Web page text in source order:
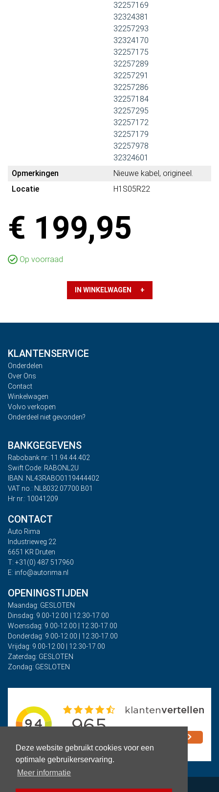
Deze website gebruikt cookies voor een
optimale gebruikerservaring.
Meer informatie
32257169
32324381
32257293
32324170
32257175
32257289
32257291
32257286
32257184
32257295
32257172
32257179
32257978
32324601
Opmerkingen
Nieuwe kabel, origineel.
Locatie
H1S05R22
€ 199,95
Op voorraad
IN WINKELWAGEN +
KLANTENSERVICE
Onderdelen
Over Ons
Contact
Winkelwagen
Volvo verkopen
Onderdeel niet gevonden?
BANKGEGEVENS
Rabobank nr: 11.94.44.402
Swift Code: RABONL2U
IBAN: NL43RABO0119444402
VAT no.: NL8032.07700.B01
Hr nr.: 10041209
CONTACT
Auto Rima
Industrieweg 22
6651 KR Druten
T: +31(0) 487 517960
E: info@autorima.nl
OPENINGSTIJDEN
Maandag: GESLOTEN
Dinsdag: 9.00-12.00 | 12.30-17.00
Woensdag: 9.00-12.00 | 12.30-17.00
Donderdag: 9.00-12.00 | 12.30-17.00
Vrijdag: 9.00-12.00 | 12.30-17.00
Zaterdag: GESLOTEN
Zondag: GESLOTEN
Privacy